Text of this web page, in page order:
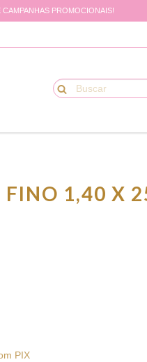
PROMOCIONAIS!
FINO 1,40 X
PIX